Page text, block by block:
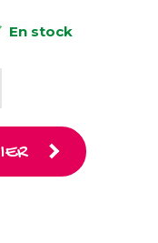
En stock